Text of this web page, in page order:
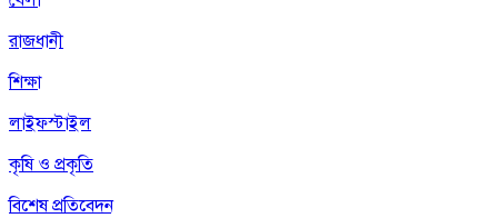
রাজধানী
শিক্ষা
লাইফস্টাইল
কৃষি ও প্রকৃতি
বিশেষ প্রতিবেদন